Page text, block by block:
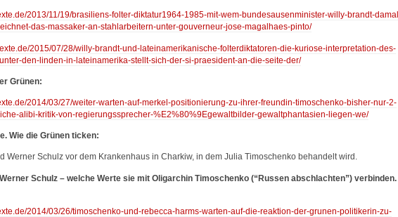
2013/11/19/brasiliens-folter-diktatur1964-1985-mit-wem-bundesausenminister-willy-brandt-
das-massaker-an-stahlarbeitern-unter-gouverneur-jose-magalhaes-pinto/
2015/07/28/willy-brandt-und-lateinamerikanische-folterdiktatoren-die-kuriose-interpretation-des-
den-linden-in-lateinamerika-stellt-sich-der-si-praesident-an-die-seite-der/
Grünen:
2014/03/27/weiter-warten-auf-merkel-positionierung-zu-ihrer-freundin-timoschenko-bisher-nur-2-
alibi-kritik-von-regierungssprecher-%E2%80%9Egewaltbilder-gewaltphantasien-liegen-we/
Wie die Grünen ticken:
Schulz – welche Werte sie mit Oligarchin Timoschenko (“Russen abschlachten”) verbinden.
2014/03/26/timoschenko-und-rebecca-harms-warten-auf-die-reaktion-der-grunen-politikerin-zu-